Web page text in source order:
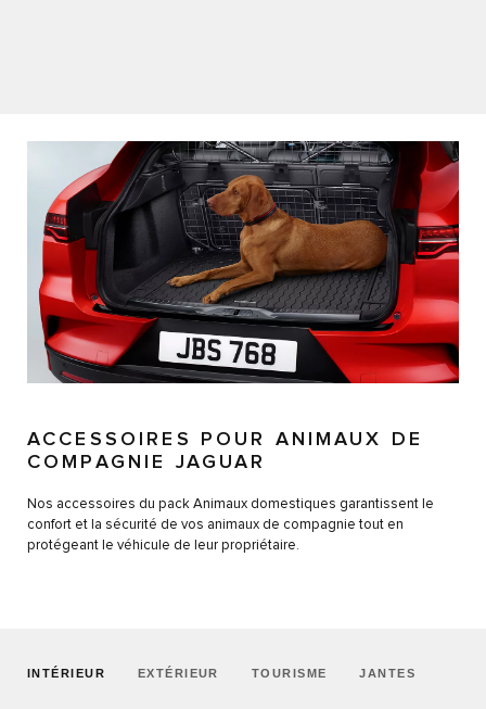
ACCESSOIRES POUR ANIMAUX DE
COMPAGNIE JAGUAR
Nos accessoires du pack Animaux domestiques garantissent le
confort et la sécurité de vos animaux de compagnie tout en
protégeant le véhicule de leur propriétaire.
INTÉRIEUR EXTÉRIEUR TOURISME JANTES